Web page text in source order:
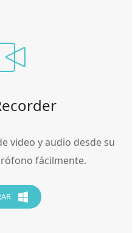
video y audio desde su
fácilmente.